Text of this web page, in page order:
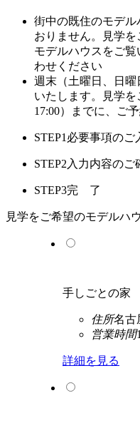
街中の既住のモデ
おりません。見学
モデルハウスをご
わせください
週末（土曜日、日曜
いたします。見学
17:00）までに、ご
STEP1 必要事項のご
STEP2 入力内容のご
STEP3完 了
見学をご希望のモデルハ
手しごとの家
住所名古
営業時間
詳細を見る